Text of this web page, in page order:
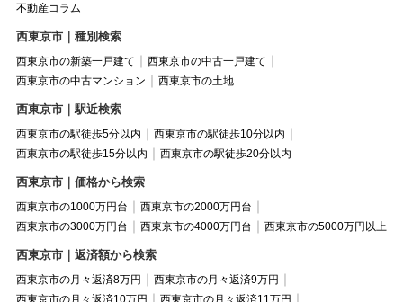
不動産コラム
西東京市｜種別検索
西東京市の新築一戸建て
西東京市の中古一戸建て
西東京市の中古マンション
西東京市の土地
西東京市｜駅近検索
西東京市の駅徒歩5分以内
西東京市の駅徒歩10分以内
西東京市の駅徒歩15分以内
西東京市の駅徒歩20分以内
西東京市｜価格から検索
西東京市の1000万円台
西東京市の2000万円台
西東京市の3000万円台
西東京市の4000万円台 西東京市の5000万円以上
西東京市｜返済額から検索
西東京市の月々返済8万円
西東京市の月々返済9万円
西東京市の月々返済10万円
西東京市の月々返済11万円